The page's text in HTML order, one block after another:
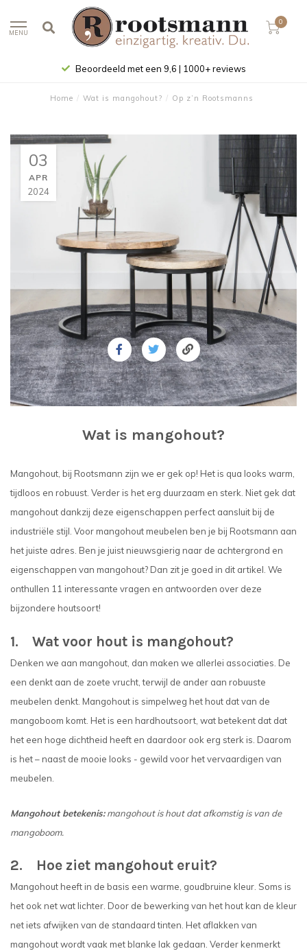
MENU
0
Beoordeeld met een 9,6 | 1000+ reviews
Home / Wat is mangohout? / Op z’n Rootsmanns
03
APR
2024
Wat is mangohout?
Mangohout, bij Rootsmann zijn we er gek op! Het is qua looks warm,
tijdloos en robuust. Verder is het erg duurzaam en sterk. Niet gek dat
mangohout dankzij deze eigenschappen perfect aansluit bij de
industriële stijl. Voor mangohout meubelen ben je bij Rootsmann aan
het juiste adres. Ben je juist nieuwsgierig naar de achtergrond en
eigenschappen van mangohout? Dan zit je goed in dit artikel. We
onthullen 11 interessante vragen en antwoorden over deze
bijzondere houtsoort!
1. Wat voor hout is mangohout?
Denken we aan mangohout, dan maken we allerlei associaties. De
een denkt aan de zoete vrucht, terwijl de ander aan robuuste
meubelen denkt. Mangohout is simpelweg het hout dat van de
mangoboom komt. Het is een hardhoutsoort, wat betekent dat dat
het een hoge dichtheid heeft en daardoor ook erg sterk is. Daarom
is het – naast de mooie looks - gewild voor het vervaardigen van
meubelen.
Mangohout betekenis:mangohout is hout dat afkomstig is van de
mangoboom.
2. Hoe ziet mangohout eruit?
Mangohout heeft in de basis een warme, goudbruine kleur. Soms is
het ook net wat lichter. Door de bewerking van het hout kan de kleur
net iets afwijken van de standaard tinten. Het aflakken van
mangohout wordt vaak met blanke lak gedaan. Verder kenmerkt